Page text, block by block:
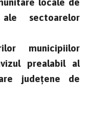
sectoarelor
municipiilor
prealabil al
judeţene de